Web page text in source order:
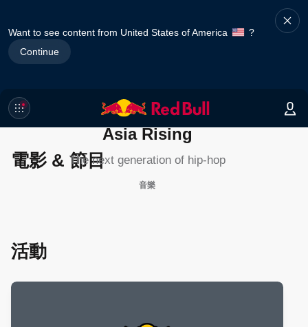
Want to see content from United States of America
?
Continue
電影 & 節目
Asia Rising
The next generation of hip-hop
音樂
活動